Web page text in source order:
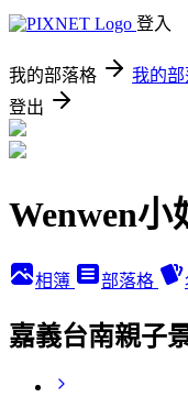
登入
我的部落格 我的
登出
Wenwen小
相簿 部落格
嘉義台南親子